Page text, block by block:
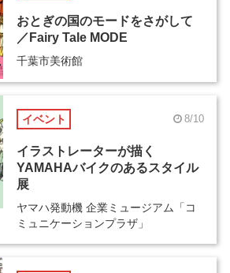
おとぎの国のモードをさがして
／Fairy Tale MODE
千葉市美術館
イベント 8/10
イラストレーターが描く
YAMAHAバイクのあるスタイル
展
ヤマハ発動機 企業ミュージアム「コ
ミュニケーションプラザ」